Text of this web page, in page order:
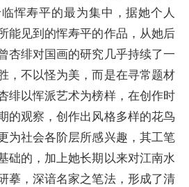
恽寿平的最为集中，据她个人
能见到的恽寿平的作品，从她后
杏绯对国画的研究几乎持续了一
，不以怪为美，而是在寻常题材
绯以恽派艺术为榜样，在创作时
的观察，创作出风格多样的花鸟
为社会各阶层所感兴趣，其工笔
础的，加上她长期以来对江南水
摹，深谙名家之笔法，形成了清